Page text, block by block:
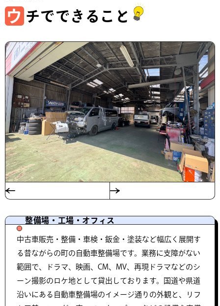
ウ チでできること
整備場・工場・オフィス
中古車販売・整備・車検・鈑金・塗装など幅広く展開す
る昔ながらの町の自動車整備場です。業務に支障がない
範囲で、ドラマ、映画、CM、MV、再現ドラマなどのシ
ーン撮影のロケ地として貸出しております。国道や県道
沿いにある自動車整備場のイメージ通りの外観と、リフ